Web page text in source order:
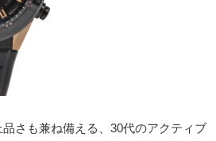
さも兼ね備える、30代のアクティブ